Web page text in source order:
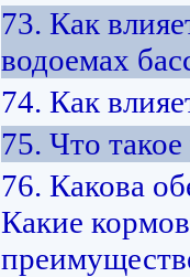
73. Как
водоемах
74. Как
75. Что
76. Какова
Какие